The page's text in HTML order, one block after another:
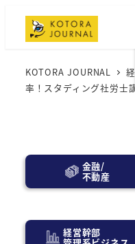
KOTORA JOURNAL
率！スタディング社労士
金融/
不動産
経営幹部